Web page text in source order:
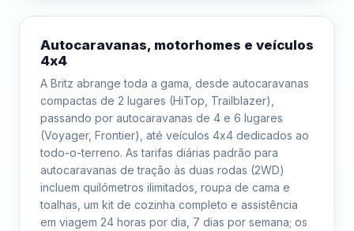
Autocaravanas, motorhomes e veículos
4x4
A Britz abrange toda a gama, desde autocaravanas
compactas de 2 lugares (HiTop, Trailblazer),
passando por autocaravanas de 4 e 6 lugares
(Voyager, Frontier), até veículos 4x4 dedicados ao
todo-o-terreno. As tarifas diárias padrão para
autocaravanas de tração às duas rodas (2WD)
incluem quilómetros ilimitados, roupa de cama e
toalhas, um kit de cozinha completo e assistência
em viagem 24 horas por dia, 7 dias por semana; os